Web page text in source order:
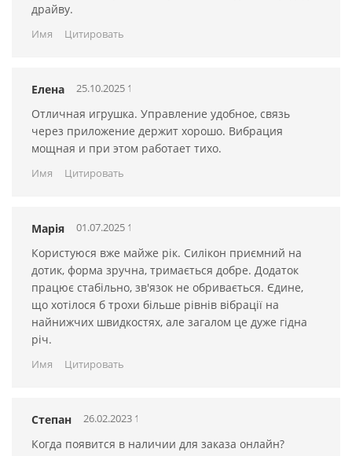
Для максимального комфорта и удовольствия используйте
лубриканты только на
Инструкцию “Как пользоваться вибраторами” смотрите
драйву.
Имя Цитировать
Елена 25.10.2025 14:07:04
Отличная игрушка. Управление удобное, связь
через приложение держит хорошо. Вибрация
мощная и при этом работает тихо.
Имя Цитировать
Марія 01.07.2025 14:07:03
Користуюся вже майже рік. Силікон приємний на
дотик, форма зручна, тримається добре. Додаток
працює стабільно, зв'язок не обривається. Єдине,
що хотілося б трохи більше рівнів вібрації на
найнижчих швидкостях, але загалом це дуже гідна
річ.
Имя Цитировать
Степан 26.02.2023 14:08:48
Когда появится в наличии для заказа онлайн?